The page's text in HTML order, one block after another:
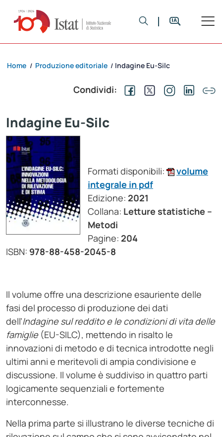
Home / Produzione editoriale / Indagine Eu-Silc
Condividi:
Indagine Eu-Silc
Formati disponibili:
volume
integrale in pdf
Edizione: 2021
Collana: Letture statistiche –
Metodi
Pagine: 204
ISBN: 978-88-458-2045-8
Il volume offre una descrizione esauriente delle
fasi del processo di produzione dei dati
dell’Indagine sul reddito e le condizioni di vita delle
famiglie(EU-SILC), mettendo in risalto le
innovazioni di metodo e di tecnica introdotte negli
ultimi anni e meritevoli di ampia condivisione e
discussione. Il volume è suddiviso in quattro parti
logicamente sequenziali e fortemente
interconnesse.
Nella prima parte si illustrano le diverse tecniche di